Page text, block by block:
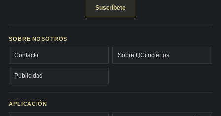
Suscríbete
SOBRE NOSOTROS
Contacto Sobre QConciertos
Publicidad
APLICACIÓN